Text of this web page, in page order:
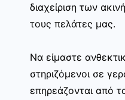
διαχείριση των
τους πελάτες μας.
Να είμαστε
στηριζόμενοι σε
επηρεάζονται από